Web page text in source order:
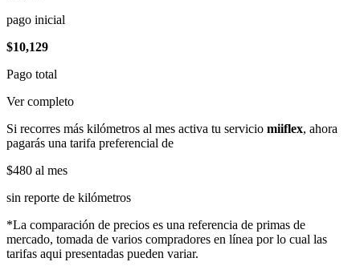
pago inicial
$10,129
Pago total
Ver completo
Si recorres más kilómetros al mes activa tu servicio miiflex, ahora
pagarás una tarifa preferencial de
$480 al mes
sin reporte de kilómetros
*La comparación de precios es una referencia de primas de
mercado, tomada de varios compradores en línea por lo cual las
tarifas aqui presentadas pueden variar.